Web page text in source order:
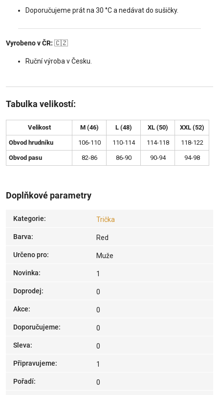
Doporučujeme prát na 30 °C a nedávat do sušičky.
Vyrobeno v ČR: 🇨🇿
Ruční výroba v Česku.
Tabulka velikostí:
Velikost M (46) L (48) XL (50) XXL (52)
Obvod hrudníku 106-110 110-114 114-118 118-122
Obvod pasu 82-86 86-90 90-94 94-98
Doplňkové parametry
Kategorie: Trička
Barva: Red
Určeno pro: Muže
Novinka: 1
Doprodej: 0
Akce: 0
Doporučujeme: 0
Sleva: 0
Připravujeme: 1
Pořadí: 0